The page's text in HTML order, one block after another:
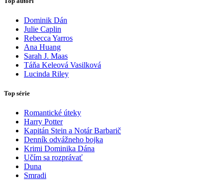
Dominik Dán
Julie Caplin
Rebecca Yarros
Ana Huang
Sarah J. Maas
Táňa Keleová Vasilková
Lucinda Riley
Top série
Romantické úteky
Harry Potter
Kapitán Stein a Notár Barbarič
Denník odvážneho bojka
Krimi Dominika Dána
Učím sa rozprávať
Duna
Smradi